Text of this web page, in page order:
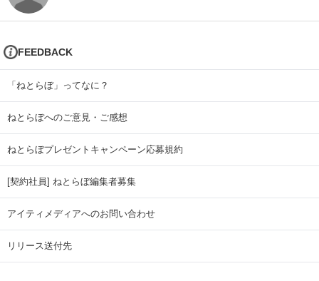
FEEDBACK
「ねとらぼ」ってなに？
ねとらぼへのご意見・ご感想
ねとらぼプレゼントキャンペーン応募規約
[契約社員] ねとらぼ編集者募集
アイティメディアへのお問い合わせ
リリース送付先